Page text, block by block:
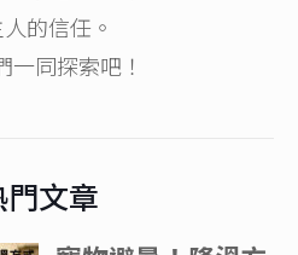
的信任。
一同探索吧！
文章